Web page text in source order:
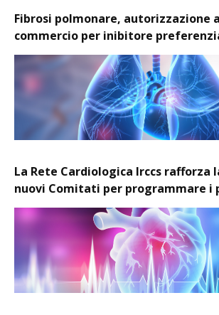
Fibrosi polmonare, autorizzazione
commercio per inibitore
La Rete Cardiologica Irccs rafforza
nuovi Comitati per programmare i